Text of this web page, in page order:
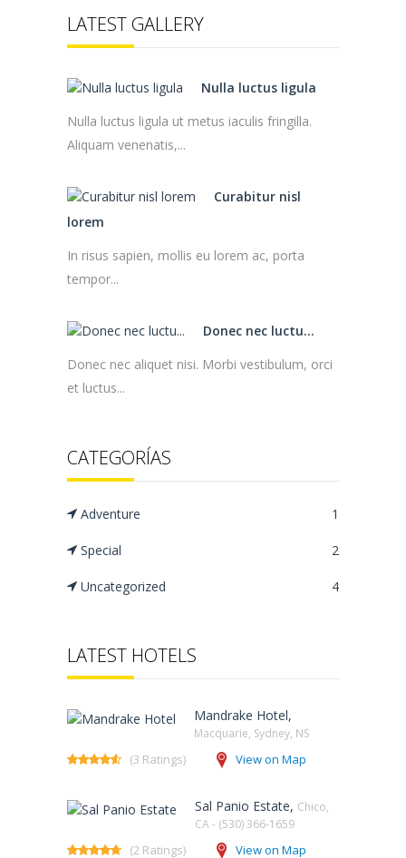
LATEST GALLERY
Nulla luctus ligula
Nulla luctus ligula ut metus iaculis fringilla.
Aliquam venenatis,...
Curabitur nisl
lorem
In risus sapien, mollis eu lorem ac, porta
tempor...
Donec nec luctu...
Donec nec aliquet nisi. Morbi vestibulum, orci
et luctus...
CATEGORÍAS
Adventure 1
Special 2
Uncategorized 4
LATEST HOTELS
Mandrake Hotel,
Macquarie, Sydney, NS‎
(3 Ratings) View on Map
Sal Panio Estate, Chico,
CA - (530) 366-1659
(2 Ratings) View on Map